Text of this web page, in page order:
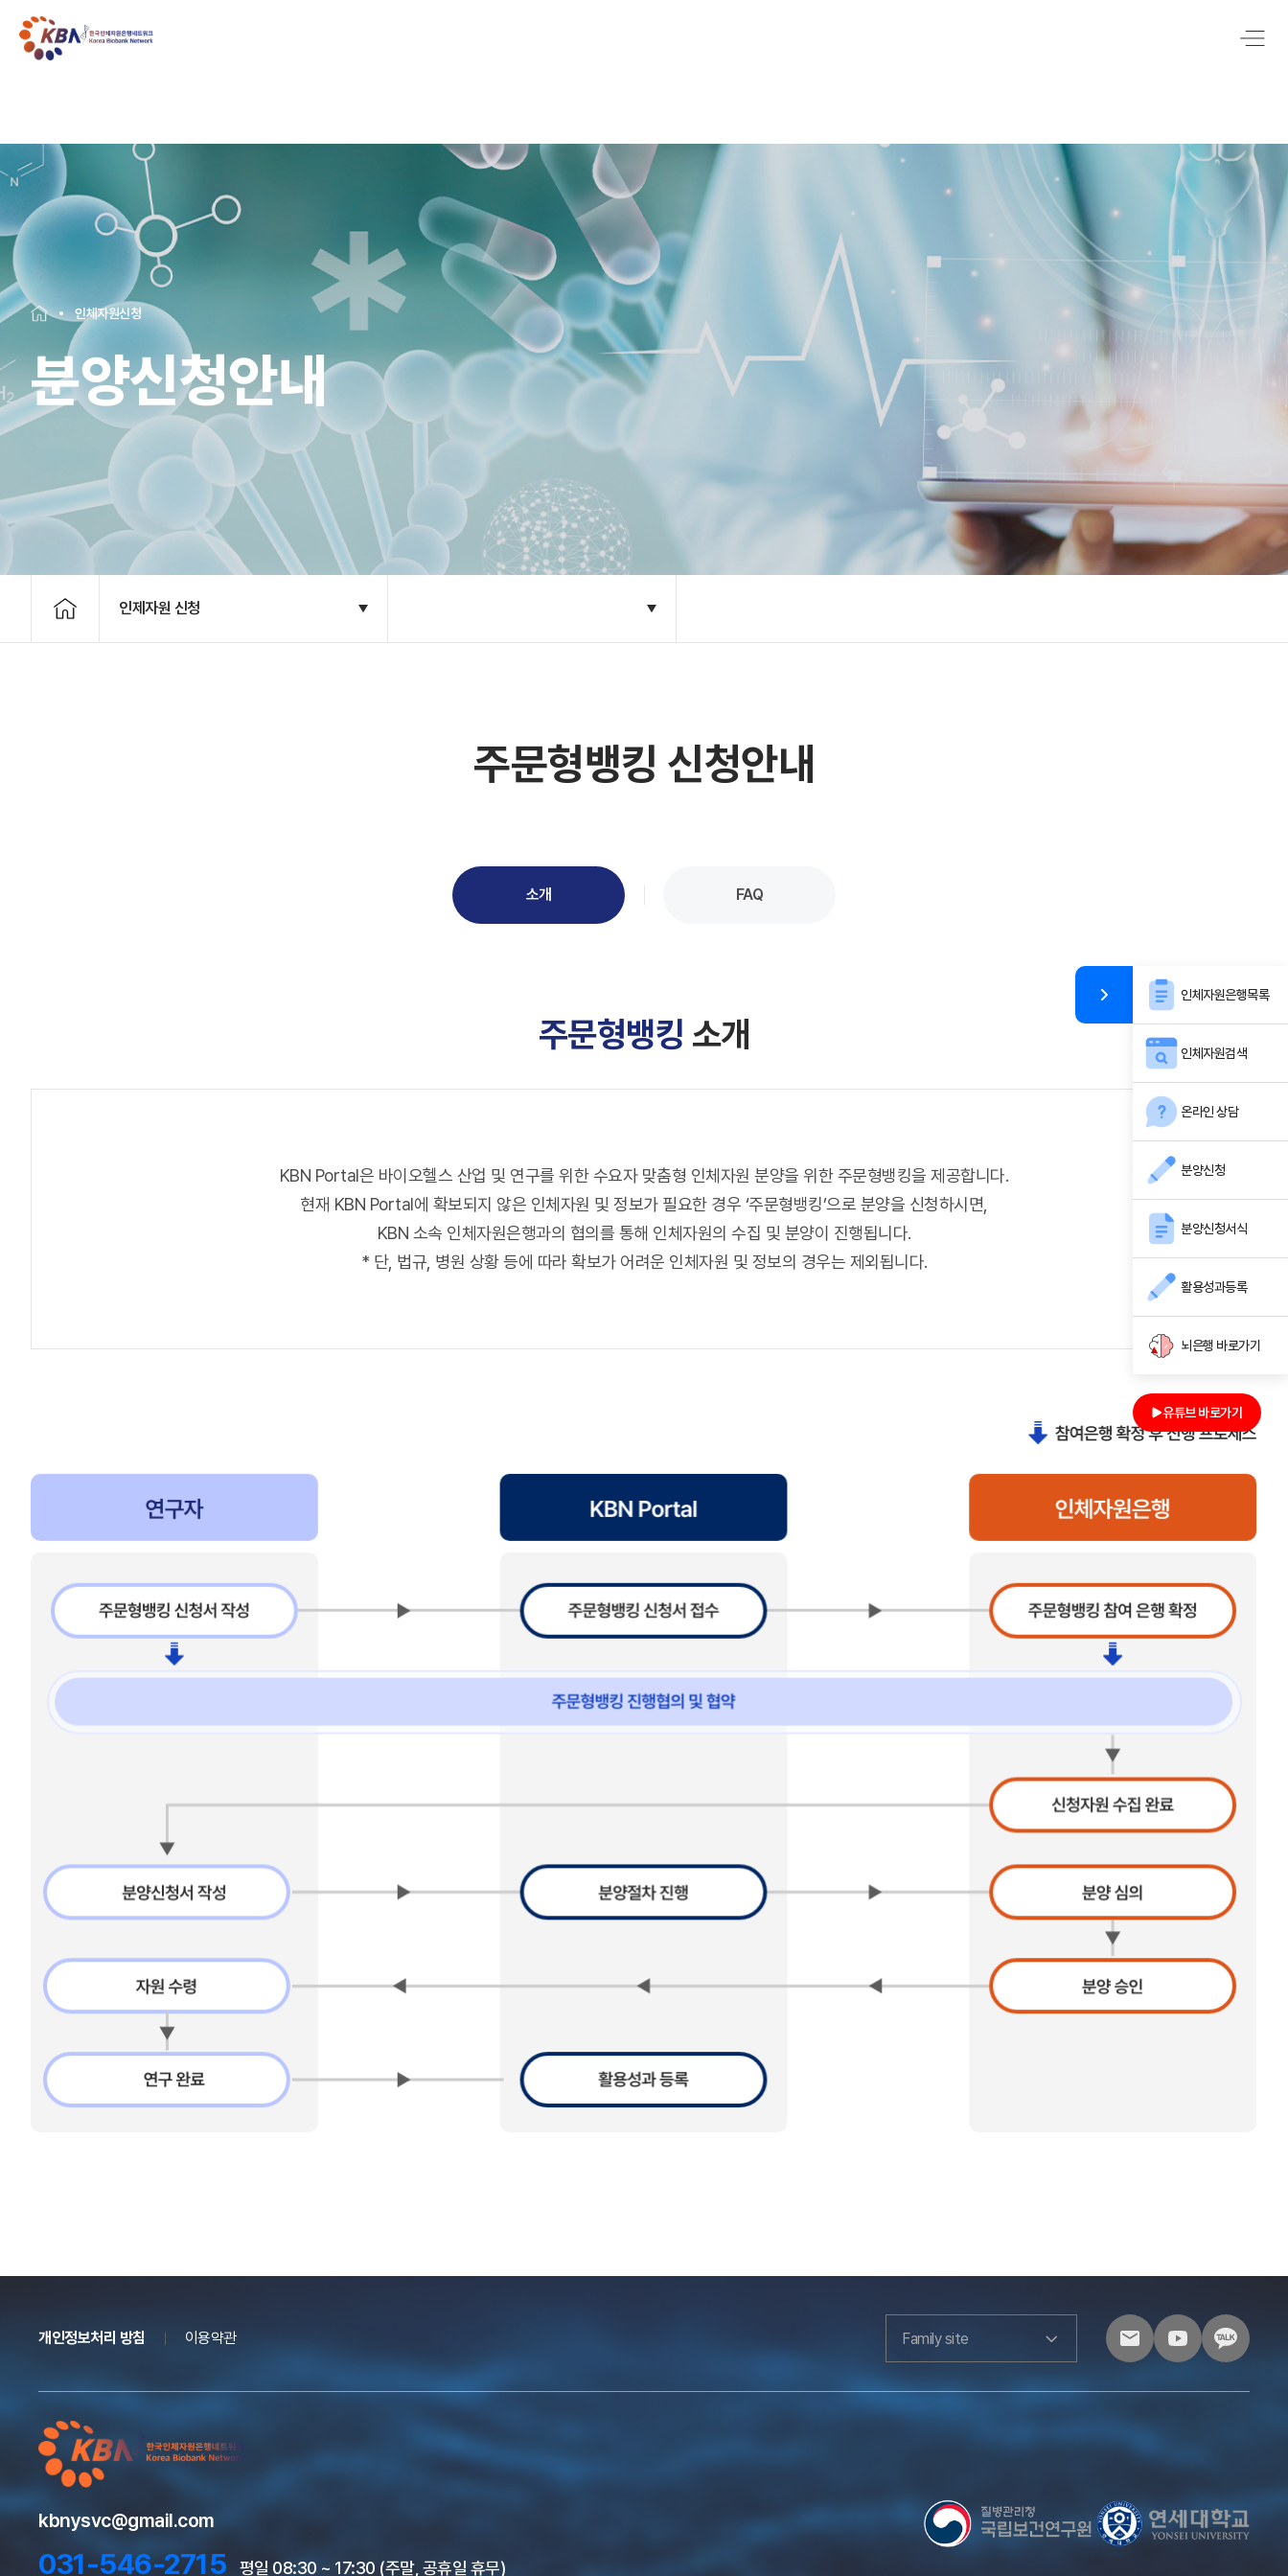
인체자원신청
분양신청안내
인제자원 신청
주문형뱅킹 신청안내
소개 FAQ
주문형뱅킹 소개
KBN Portal은 바이오헬스 산업 및 연구를 위한 수요자 맞춤형 인체자원 분양을 위한 주문형뱅킹을 제공합니다.
현재 KBN Portal에 확보되지 않은 인체자원 및 정보가 필요한 경우 ‘주문형뱅킹’으로 분양을 신청하시면,
KBN 소속 인체자원은행과의 협의를 통해 인체자원의 수집 및 분양이 진행됩니다.
* 단, 법규, 병원 상황 등에 따라 확보가 어려운 인체자원 및 정보의 경우는 제외됩니다.
개인정보처리 방침 이용약관 Family site
kbnysvc@gmail.com
031-546-2715 평일 08:30 ~ 17:30 (주말, 공휴일 휴무)
인체자원은행목록
인체자원검색
온라인 상담
분양신청
분양신청서식
활용성과등록
뇌은행 바로가기
유튜브 바로가기